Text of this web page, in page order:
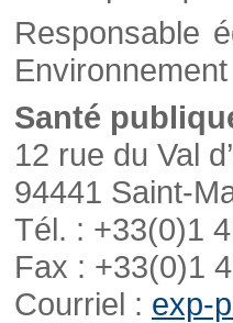
Responsable
Santé
12 rue du Val
94441 Saint-
Tél. : +33(0)1
Fax : +33(0)1
Courriel : exp-